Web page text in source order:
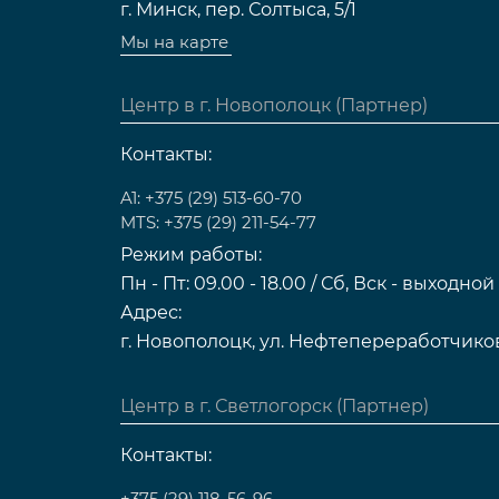
г. Минск, пер. Солтыса, 5/1
Мы на карте
Центр в г. Новополоцк (Партнер)
Контакты:
A1: +375 (29) 513-60-70
MTS: +375 (29) 211-54-77
Режим работы:
Пн - Пт: 09.00 - 18.00 / Сб, Вск - выходной
Адрес:
г. Новополоцк, ул.
Центр в г. Светлогорск (Партнер)
Контакты: